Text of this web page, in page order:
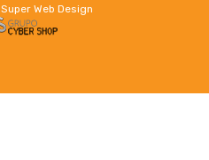
Super Web Design